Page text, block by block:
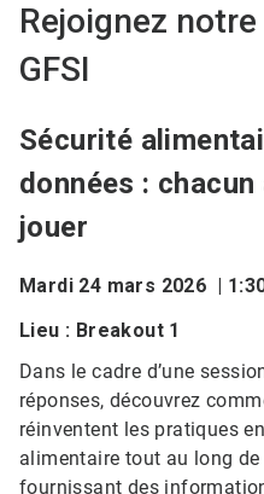
Rejoignez
GFSI
Sécurité
données :
jouer
Mardi 24 mars 2026 |
Lieu : Breakout 1
Dans le cadre d’une
réponses, découvrez
réinventent les pratiques
alimentaire tout au long
fournissant des